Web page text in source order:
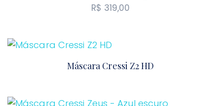
R$ 319,00
Máscara Cressi Z2 HD